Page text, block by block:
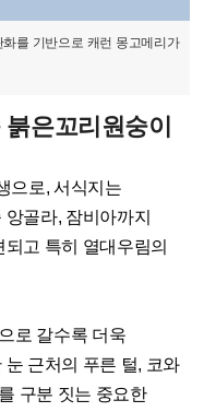
를 기반으로 캐런 몽고메리가
붉은꼬리원숭이
으로, 서식지는
골라, 잠비아까지
고 특히 열대우림의
로 갈수록 더욱
근처의 푸른 털, 코와
구분 짓는 중요한